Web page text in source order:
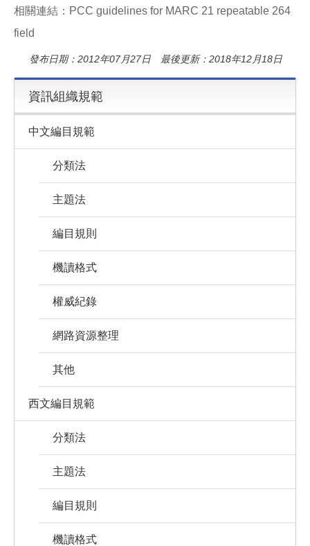
相關連結：PCC guidelines for MARC 21 repeatable 264
field
發布日期：2012年07月27日 最後更新：2018年12月18日
資訊組織規範
中文編目規範
分類法
主題法
編目規則
機讀格式
權威紀錄
網路資源整理
其他
西文編目規範
分類法
主題法
編目規則
機讀格式